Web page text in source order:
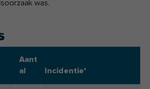
was.
Aant
al
Incidentie*